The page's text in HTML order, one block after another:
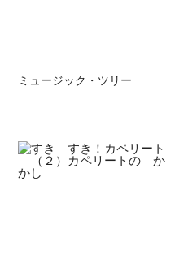
ミュージック・ツリー